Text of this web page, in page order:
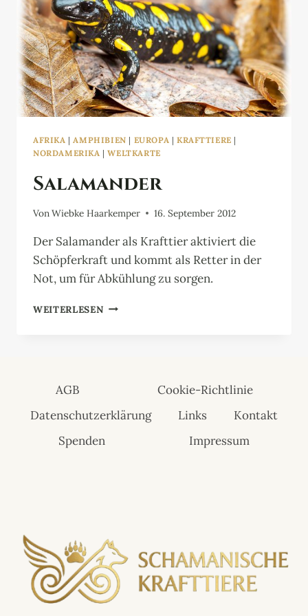
AFRIKA |AMPHIBIEN | EUROPA | KRAFTTIERE |
NORDAMERIKA |WELTKARTE
Salamander
VonWiebke Haarkemper 16. September 2012
Der Salamander als Krafttier aktiviert die
Schöpferkraft und kommt als Retter in der
Not, um für Abkühlung zu sorgen.
WEITERLESEN SALAMANDER
AGB
Cookie-Richtlinie
Datenschutzerklärung
Links
Kontakt
Spenden
Impressum